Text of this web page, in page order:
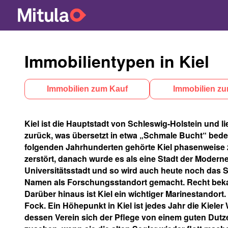
Immobilientypen in Kiel
Immobilien zum Kauf Immobilien
Kiel ist die Hauptstadt von Schleswig-Holstein und
zurück, was übersetzt in etwa „Schmale Bucht“
folgenden Jahrhunderten gehörte Kiel
zerstört, danach wurde es als eine Stadt der
Universitätsstadt und so wird auch heute noch das
Namen als Forschungsstandort gemacht. Recht
Darüber hinaus ist Kiel ein wichtiger
Fock. Ein Höhepunkt in Kiel ist jedes Jahr die
dessen Verein sich der Pflege von einem guten